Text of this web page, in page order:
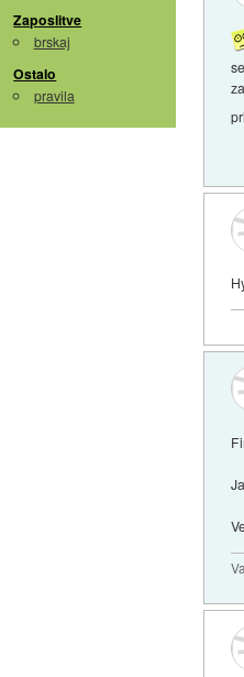
Zaposlitve
brskaj
Ostalo
pravila